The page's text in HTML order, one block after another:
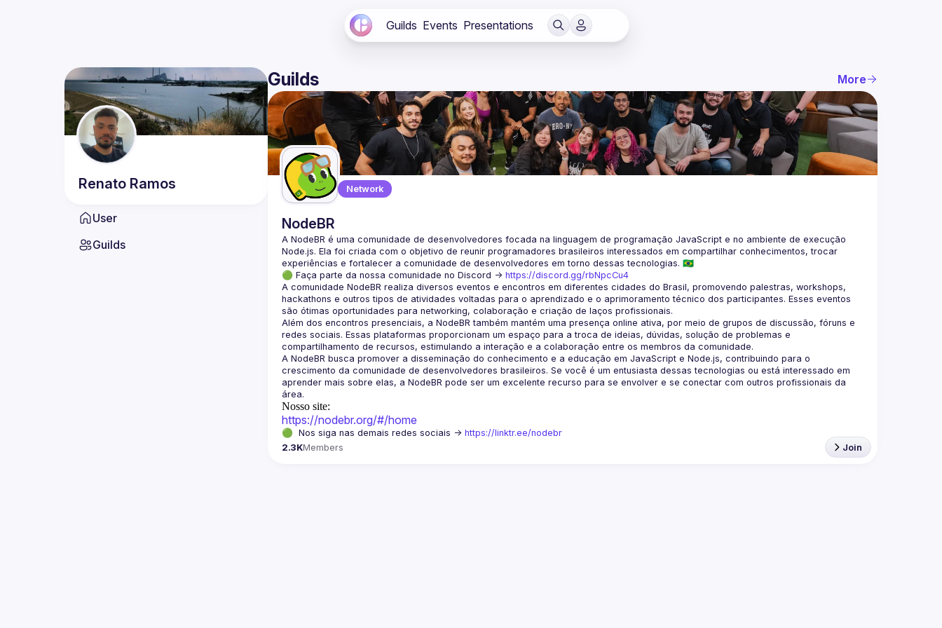
Guilds Events Presentations
Renato Ramos
User
Guilds
Guilds More
Network
NodeBR
A NodeBR é uma comunidade de desenvolvedores focada na linguagem de programação JavaScript e no ambiente de execução
Node.js. Ela foi criada com o objetivo de reunir programadores brasileiros interessados em compartilhar conhecimentos, trocar
🟢 Faça parte da nossa comunidade no Discord -> https://discord.gg/rbNpcCu4
A comunidade NodeBR realiza diversos eventos e encontros em diferentes cidades do Brasil, promovendo palestras, workshops,
hackathons e outros tipos de atividades voltadas para o aprendizado e o aprimoramento técnico dos participantes. Esses eventos
Além dos encontros presenciais, a NodeBR também mantém uma presença online ativa, por meio de grupos de discussão, fóruns e
redes sociais. Essas plataformas proporcionam um espaço para a troca de ideias, dúvidas, solução de problemas e
A NodeBR busca promover a disseminação do conhecimento e a educação em JavaScript e Node.js, contribuindo para o
crescimento da comunidade de desenvolvedores brasileiros. Se você é um entusiasta dessas tecnologias ou está interessado em
aprender mais sobre elas, a NodeBR pode ser um excelente recurso para se envolver e se conectar com outros profissionais da
Nosso site:
https://nodebr.org/#/home
🟢  Nos siga nas demais redes sociais -> https://linktr.ee/nodebr
2.3KMembers Join